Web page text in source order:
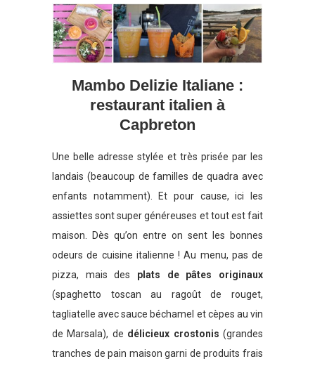
Mambo Delizie Italiane :
restaurant italien à
Capbreton
Une belle adresse stylée et très prisée par les
landais (beaucoup de familles de quadra avec
enfants notamment). Et pour cause, ici les
assiettes sont super généreuses et tout est fait
maison. Dès qu’on entre on sent les bonnes
odeurs de cuisine italienne ! Au menu, pas de
pizza, mais des plats de pâtes originaux
(spaghetto toscan au ragoût de rouget,
tagliatelle avec sauce béchamel et cèpes au vin
de Marsala), de délicieux crostonis (grandes
tranches de pain maison garni de produits frais